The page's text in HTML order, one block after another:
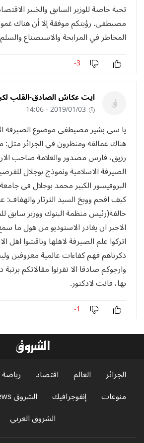
تحية خاصة للوزير السابق والخبير
مصيطفى. رؤيتكم موفقة إلا أن هناك
المخاطر في المرابحة والاستصناع
-3
ايت عكاش الصادق-القلب
2019/01/03 - 14:06
يا سي بشير مصيطفى موضوع الصيرفة
هناك عمالقة ومنظرون في الجزائر
رزيق، فارس مصدور والعلامة صاحب
الصيرفة الاسلامية ونموذج بوجلال
البروفيسور الكبير محمد بوجلال في
كيف افحم ووبخ السيد الثرثار والهفاف:
خالفة(رئيس منظمة البنوك ووزير سابق
الاخير ان يغادر الاستوديو من هول ما
اتركوا علم الصيرفة لاهلها وناقشوا
ذكرناهم فهم كفاءات عالمية معروفين
وارجوكم صادقا الا تقرنوا مقالاتكم
بها، فانت لادكتور.
-1
الجزائر العالم اقتصاد رياضة
منوعات
إنفوجرافيك الشروق News
الشروق العربي